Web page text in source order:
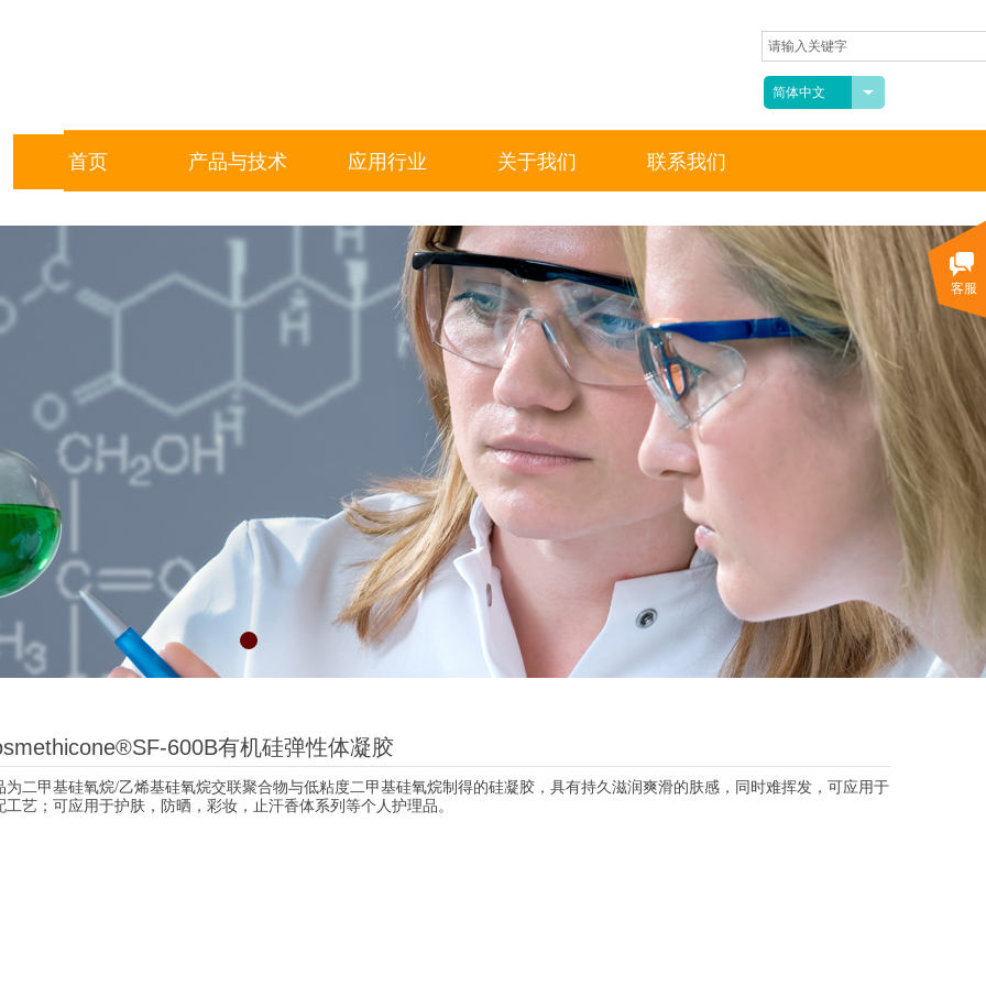
600B有机硅弹性体凝胶
为二甲基硅氧烷/乙烯基硅氧烷交联聚合物与低粘度二甲基硅氧烷制得的硅凝胶，具有持久滋润爽滑的肤感，同时难挥发，可应用于
工艺；可应用于护肤，防晒，彩妆，止汗香体系列等个人护理品。
首页 产品与技术 应用行业 关于我们 联系我们
简体中文
客服